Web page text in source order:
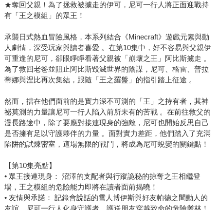
★奪回父親！為了拯救被擄走的伊可，尼可一行人將正面迎戰持
有「王之模組」的眾王！
承襲日式熱血冒險風格，本系列結合《Minecraft》遊戲元素與動
人劇情，深受玩家與讀者喜愛 。在第10集中，好不容易與父親伊
可重逢的尼可，卻眼睜睜看著父親被「崩壞之王」阿比斯擄走 。
為了救回老爸並阻止阿比斯毀滅世界的陰謀，尼可、格雷、普拉
蒂娜與涅比再次集結，跟隨「王之羅盤」的指引踏上征途 。
然而，擋在他們面前的是實力深不可測的「王」之持有者，其神
祕莫測的力量讓尼可一行人陷入前所未有的苦戰 。在前往救父的
漫長路途中，除了要應對接連現身的強敵，尼可也開始反思自己
是否擁有足以守護夥伴的力量 。面對實力差距，他們踏入了充滿
陷阱的試煉密室，這場無限的戰鬥，將成為尼可蛻變的關鍵點！
【第10集亮點】
• 眾王接連現身： 沼澤的支配者與行蹤詭秘的掠奪之王相繼登
場，王之模組的危險能力即將在讀者面前揭曉！
• 友情與承諾： 記錄會說話的雪人博伊斯與好友帕德之間動人的
友誼，尼可一行人化身守護者，護送朋友穿越致命的危險叢林！